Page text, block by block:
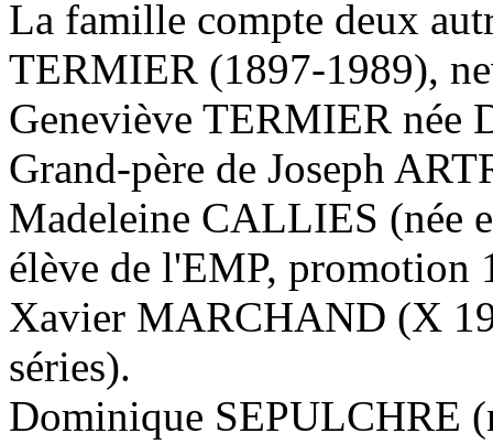
La famille compte deux
TERMIER (1897-1989),
Geneviève TERMIER née
Grand-père de Joseph
Madeleine CALLIES (née
élève de l'EMP, promotion
Xavier MARCHAND (X
séries).
Dominique SEPULCHRE